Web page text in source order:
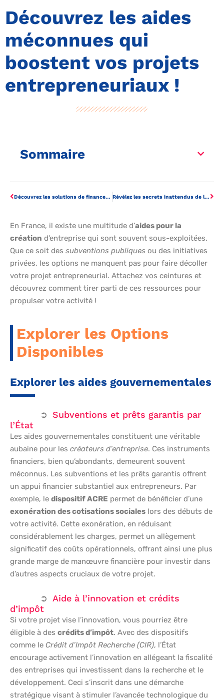
Découvrez les aides
méconnues qui
boostent vos projets
entrepreneuriaux !
Sommaire
Découvrez les solutions de financement surprenantes pour booster votre entreprise Révélez les secrets inattendus de la création d’entreprise réussie !
En France, il existe une multitude d’aides pour la
création d’entreprise qui sont souvent sous-exploitées.
Que ce soit des subventions publiques ou des initiatives
privées, les options ne manquent pas pour faire décoller
votre projet entrepreneurial. Attachez vos ceintures et
découvrez comment tirer parti de ces ressources pour
propulser votre activité !
Explorer les Options
Disponibles
Explorer les aides gouvernementales
Subventions et prêts garantis par
l’État
Les aides gouvernementales constituent une véritable
aubaine pour les créateurs d’entreprise. Ces instruments
financiers, bien qu’abondants, demeurent souvent
méconnus. Les subventions et les prêts garantis offrent
un appui financier substantiel aux entrepreneurs. Par
exemple, le dispositif ACRE permet de bénéficier d’une
exonération des cotisations sociales lors des débuts de
votre activité. Cette exonération, en réduisant
considérablement les charges, permet un allègement
significatif des coûts opérationnels, offrant ainsi une plus
grande marge de manœuvre financière pour investir dans
d’autres aspects cruciaux de votre projet.
Aide à l’innovation et crédits
d’impôt
Si votre projet vise l’innovation, vous pourriez être
éligible à des crédits d’impôt. Avec des dispositifs
comme le Crédit d’Impôt Recherche (CIR), l’État
encourage activement l’innovation en allégeant la fiscalité
des entreprises qui investissent dans la recherche et le
développement. Ceci s’inscrit dans une démarche
stratégique visant à stimuler l’avancée technologique du